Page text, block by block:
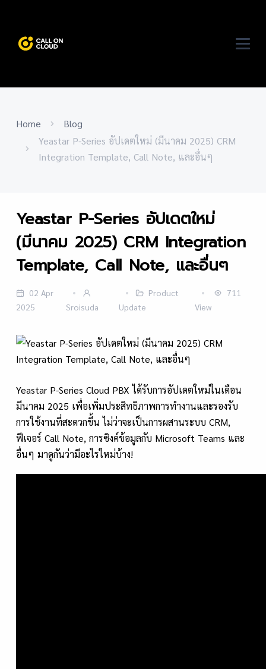
Home
Blog
Yeastar P-Series อัปเดตใหม่ (มีนาคม 2025) CRM
Integration Template, Call Note, และอื่นๆ
Yeastar P-Series อัปเดตใหม่
(มีนาคม 2025) CRM Integration
Template, Call Note, และอื่นๆ
02 Apr
2025
Sroisuda
Product
Update
711
View
Yeastar P-Series Cloud PBX ได้รับการอัปเดตใหม่ในเดือน
มีนาคม 2025 เพื่อเพิ่มประสิทธิภาพการทำงานและรองรับ
การใช้งานที่สะดวกขึ้น ไม่ว่าจะเป็นการผสานระบบ CRM,
ฟีเจอร์ Call Note, การซิงค์ข้อมูลกับ Microsoft Teams และ
อื่นๆ มาดูกันว่ามีอะไรใหม่บ้าง!